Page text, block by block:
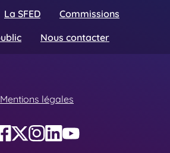
La SFED
Commissions
Nous contacter
Mentions légales